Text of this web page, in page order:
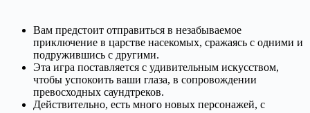
Вам предстоит отправиться в незабываемое
приключение в царстве насекомых, сражаясь с одними и
подружившись с другими.
Эта игра поставляется с удивительным искусством,
чтобы успокоить ваши глаза, в сопровождении
превосходных саундтреков.
Действительно, есть много новых персонажей, с